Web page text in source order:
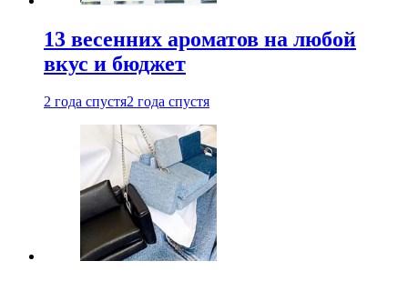
13 весенних ароматов на любой
вкус и бюджет
2 года спустя2 года спустя